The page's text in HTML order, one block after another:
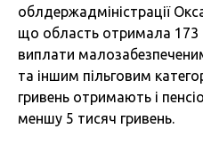
облдержадміністрації
що область отримала 173
виплати
та іншим пільговим
гривень отримають і
меншу 5 тисяч гривень.